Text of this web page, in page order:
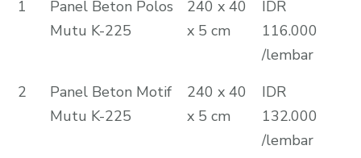
1
Panel Beton Polos
Mutu K-225
240 x 40
x 5 cm
IDR
116.000
/lembar
2
Panel Beton Motif
Mutu K-225
240 x 40
x 5 cm
IDR
132.000
/lembar